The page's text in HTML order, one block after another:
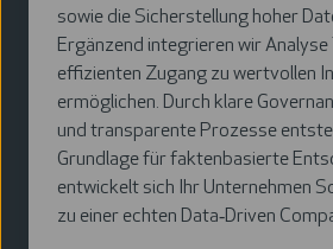
sowie die Sicherstellung hoher
Ergänzend integrieren wir Analyse
effizienten Zugang zu wertvollen
ermöglichen. Durch klare
und transparente Prozesse
Grundlage für faktenbasierte
entwickelt sich Ihr Unternehmen
zu einer echten Data‑Driven